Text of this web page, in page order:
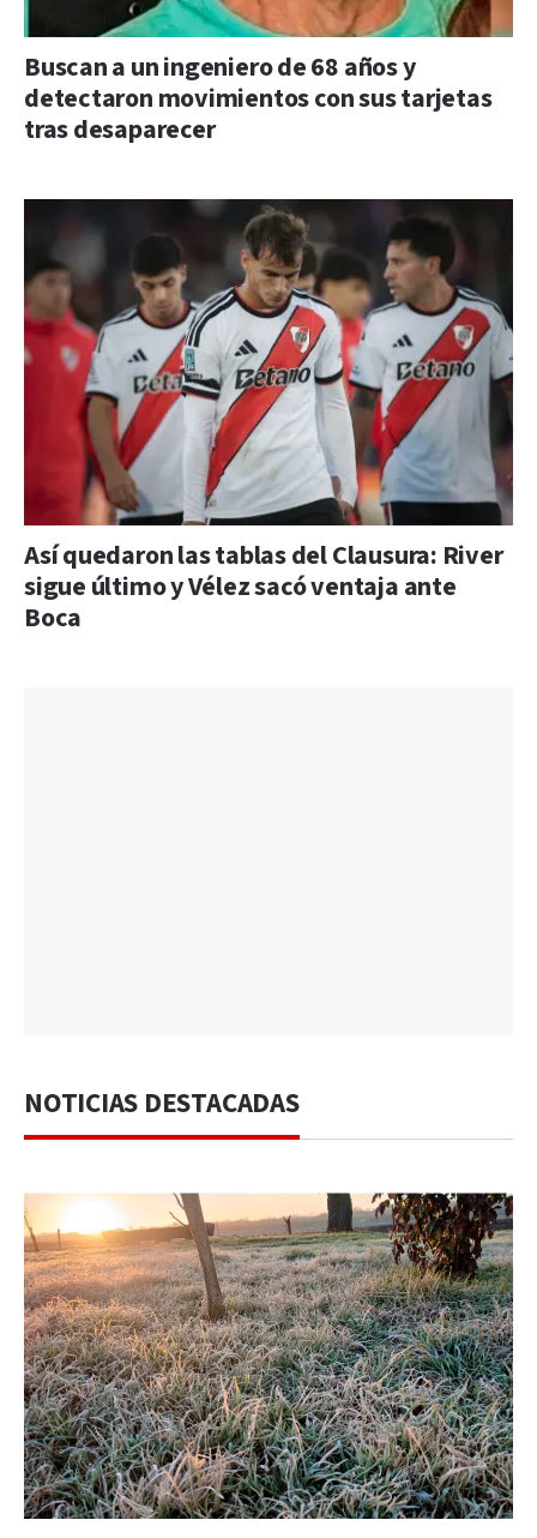
Buscan a un ingeniero de 68 años y
detectaron movimientos con sus tarjetas
tras desaparecer
Así quedaron las tablas del Clausura: River
sigue último y Vélez sacó ventaja ante
Boca
NOTICIAS DESTACADAS